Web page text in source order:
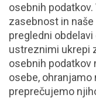
osebnih
zasebnost in
pregledni
ustreznimi ukrepi
osebnih podatkov
osebe,
preprečujemo